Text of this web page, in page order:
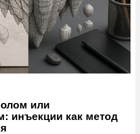
или
инъекции как метод